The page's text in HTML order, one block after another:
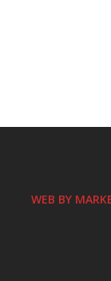
WEB BY